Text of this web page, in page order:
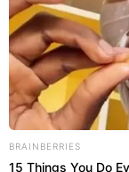
BRAINBERRIES
15 Things You Do